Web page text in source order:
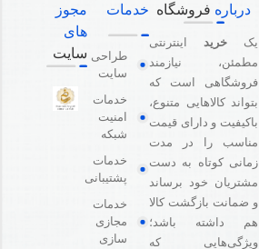
درباره فروشگاه
یک خریداینترنتی
مطمئن، نیازمند
فروشگاهی است که
بتواند کالاهایی متنوع،
باکیفیت و دارای قیمت
مناسب را در مدت
زمانی کوتاه به دست
مشتریان خود برساند
و ضمانت بازگشت کالا
هم داشته باشد؛
ویژگی‌هایی که
خدمات
طراحی
سایت
خدمات
امنیت
شبکه
خدمات
پشتیبانی
خدمات
مجازی
سازی
مجوز
های
سایت